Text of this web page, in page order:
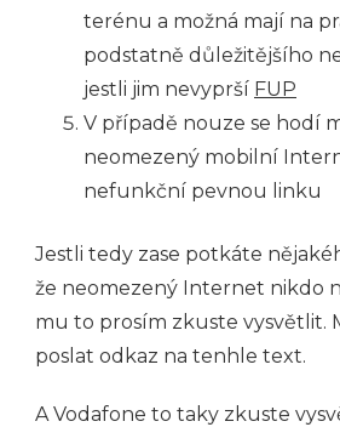
terénu a možná mají na
podstatně důležitějšího
jestli jim nevyprší FUP
V případě nouze se hodí
neomezený mobilní
nefunkční pevnou linku
Jestli tedy zase potkáte
že neomezený Internet nikdo
mu to prosím zkuste vysvětlit.
poslat odkaz na tenhle text.
A Vodafone to taky zkuste